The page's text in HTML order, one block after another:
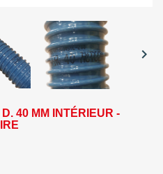

40 MM INTÉRIEUR -